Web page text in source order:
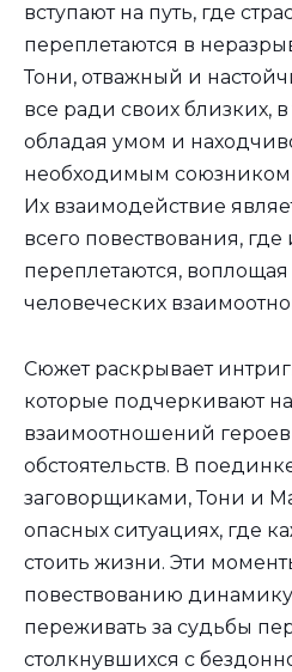
вступают на путь, где
переплетаются в
Тони, отважный и
все ради своих близких,
обладая умом и
необходимым союзником
Их взаимодействие
всего повествования,
переплетаются,
человеческих
Сюжет раскрывает
которые подчеркивают
взаимоотношений
обстоятельств. В
заговорщиками, Тони и
опасных ситуациях, где
стоить жизни. Эти
повествованию динамику,
переживать за судьбы
столкнувшихся с